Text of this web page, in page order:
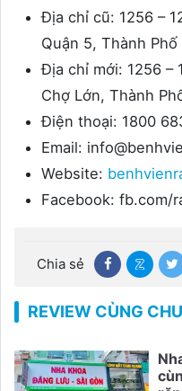
Địa chỉ cũ: 1256 –
Quận 5, Thành
Địa chỉ mới: 1256 –
Chợ Lớn, Thành
Điện thoại: 1800
Email:
Website:
Facebook: fb.com/
Chia sẻ
REVIEW CÙNG